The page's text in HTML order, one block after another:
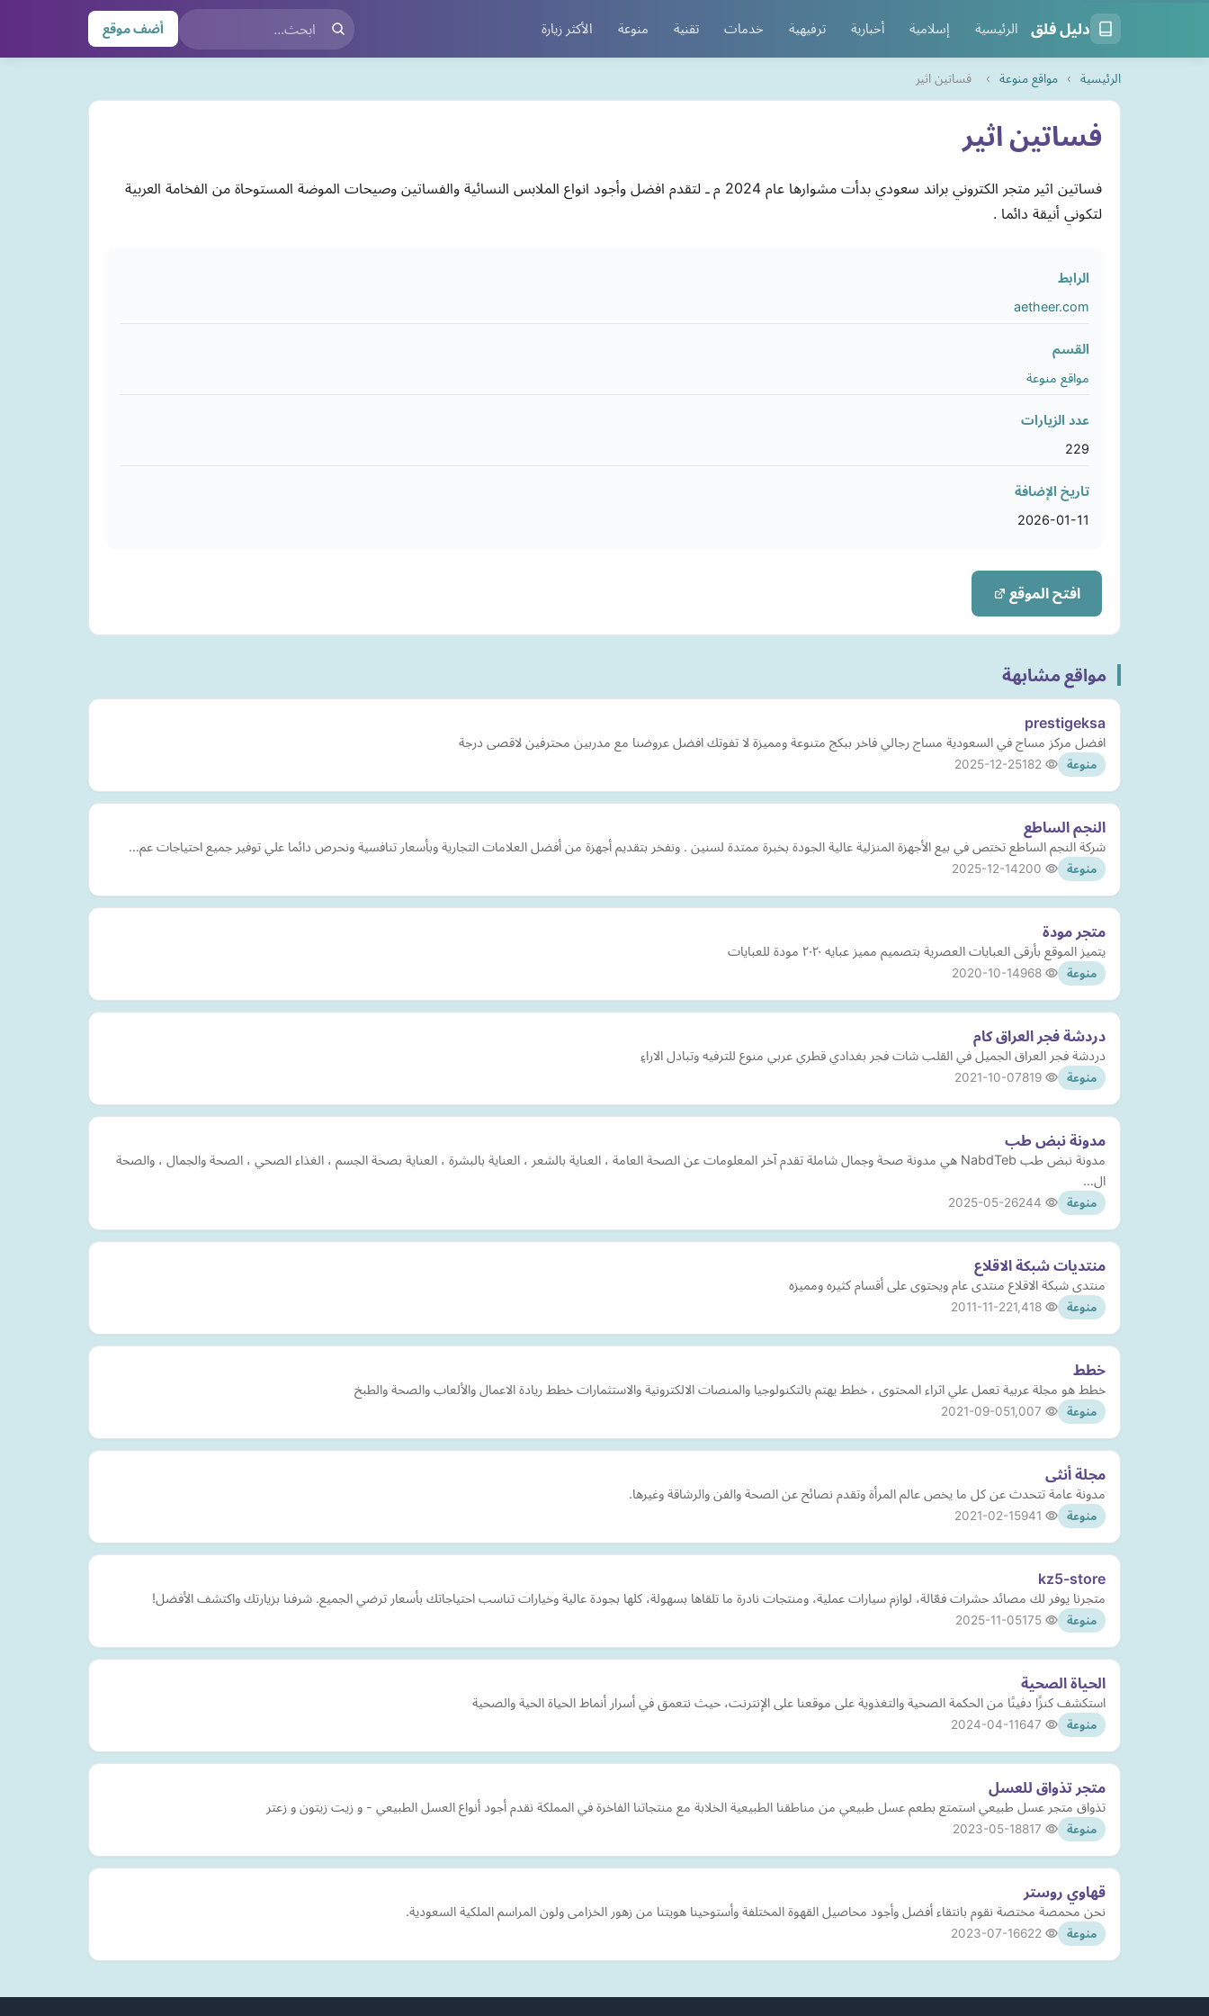
دليل فلق الرئيسية إسلامية أخبارية ترفيهية خدمات تقنية منوعة الأكثر زيارة أضف موقع
الرئيسية › مواقع منوعة › فساتين اثير
فساتين اثير
فساتين اثير متجر الكتروني براند سعودي بدأت مشوارها عام 2024 م ـ لتقدم افضل وأجود انواع الملابس النسائية والفساتين وصيحات الموضة المستوحاة من الفخامة العربية
لتكوني أنيقة دائما .
الرابط
aetheer.com
القسم
مواقع منوعة
عدد الزيارات
229
تاريخ الإضافة
2026-01-11
افتح الموقع
مواقع مشابهة
prestigeksa
افضل مركز مساج في السعودية مساج رجالي فاخر ببكج متنوعة ومميزة لا تفوتك افضل عروضنا مع مدربين محترفين لاقصى درجة
منوعة 2025-12-25
النجم الساطع
شركة النجم الساطع تختص في بيع الأجهزة المنزلية عالية الجودة بخبرة ممتدة لسنين . ونفخر بتقديم أجهزة من أفضل العلامات التجارية وبأسعار تنافسية ونحرص دائما علي توفير جميع احتياجات عم…
منوعة 2025-12-14
متجر مودة
يتميز الموقع بأرقى العبايات العصرية بتصميم مميز عبايه ٢٠٢٠ مودة للعبايات
منوعة 2020-10-14
دردشة فجر العراق كام
دردشة فجر العراق الجميل في القلب شات فجر بغدادي قطري عربي منوع للترفيه وتبادل الارا۽
منوعة 2021-10-07
مدونة نبض طب
مدونة نبض طب NabdTeb هي مدونة صحة وجمال شاملة تقدم آخر المعلومات عن الصحة العامة ، العناية بالشعر ، العناية بالبشرة ، العناية بصحة الجسم ، الغذاء الصحي ، الصحة والجمال ، والصحة
ال…
منوعة 2025-05-26
منتديات شبكة الاقلاع
منتدى شبكة الاقلاع منتدى عام ويحتوى على أقسام كثيره ومميزه
منوعة 2011-11-22
خطط
خطط هو مجلة عربية تعمل علي اثراء المحتوى ، خطط يهتم بالتكنولوجيا والمنصات الالكترونية والاستثمارات خطط ريادة الاعمال والألعاب والصحة والطبخ
منوعة 2021-09-05
‏مدونة عامة تتحدث عن كل ما يخص عالم المرأة وتقدم نصائح عن الصحة والفن والرشاقة وغيرها.
منوعة 2021-02-15
kz5-store
متجرنا يوفر لك مصائد حشرات فعّالة، لوازم سيارات عملية، ومنتجات نادرة ما تلقاها بسهولة، كلها بجودة عالية وخيارات تناسب احتياجاتك بأسعار ترضي الجميع. شرفنا بزيارتك واكتشف الأفضل!
منوعة 2025-11-05
الحياة الصحية
استكشف كنزًا دفينًا من الحكمة الصحية والتغذوية على موقعنا على الإنترنت، حيث نتعمق في أسرار أنماط الحياة الحية والصحية
منوعة 2024-04-11
متجر تذواق للعسل
تذواق متجر عسل طبيعي استمتع بطعم عسل طبيعي من مناطقنا الطبيعية الخلابة مع منتجاتنا الفاخرة في المملكة نقدم أجود أنواع العسل الطبيعي - و زيت زيتون و زعتر
منوعة 2023-05-18
قهاوي روستر
نحن محمصة مختصة نقوم بانتقاء أفضل وأجود محاصيل القهوة المختلفة وأستوحينا هويتنا من زهور الخزامى ولون المراسم الملكية السعودية.
منوعة 2023-07-16